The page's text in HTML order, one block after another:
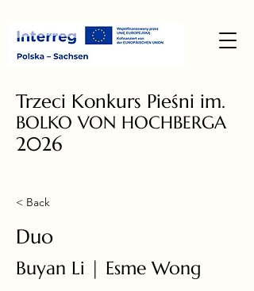
Trzeci Konkurs Pieśni im.
BOLKO VON HOCHBERGA
2026
< Back
Duo
Buyan Li | Esme Wong